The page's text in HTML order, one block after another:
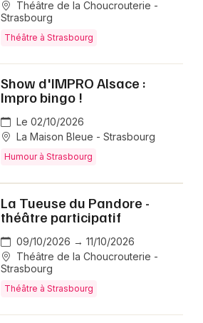
Théâtre de la Choucrouterie -
Strasbourg
Théâtre à Strasbourg
Show d'IMPRO Alsace :
Impro bingo !
Le 02/10/2026
La Maison Bleue - Strasbourg
Humour à Strasbourg
La Tueuse du Pandore -
théâtre participatif
09/10/2026 → 11/10/2026
Théâtre de la Choucrouterie -
Strasbourg
Théâtre à Strasbourg